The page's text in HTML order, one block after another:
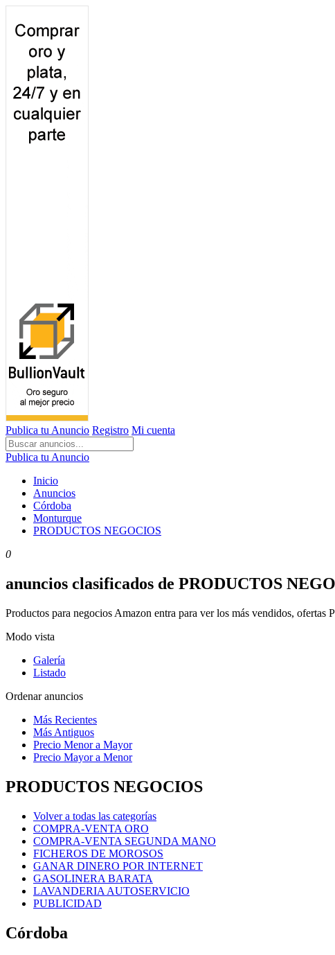
Publica tu Anuncio Registro Mi cuenta
Publica tu Anuncio
Inicio
Anuncios
Córdoba
Monturque
PRODUCTOS NEGOCIOS
0
anuncios clasificados de PRODUCTOS
Productos para negocios Amazon entra para ver los más vendidos,
Modo vista
Galería
Listado
Ordenar anuncios
Más Recientes
Más Antiguos
Precio Menor a Mayor
Precio Mayor a Menor
PRODUCTOS NEGOCIOS
Volver a todas las categorías
COMPRA-VENTA ORO
COMPRA-VENTA SEGUNDA MANO
FICHEROS DE MOROSOS
GANAR DINERO POR INTERNET
GASOLINERA BARATA
LAVANDERIA AUTOSERVICIO
PUBLICIDAD
Córdoba